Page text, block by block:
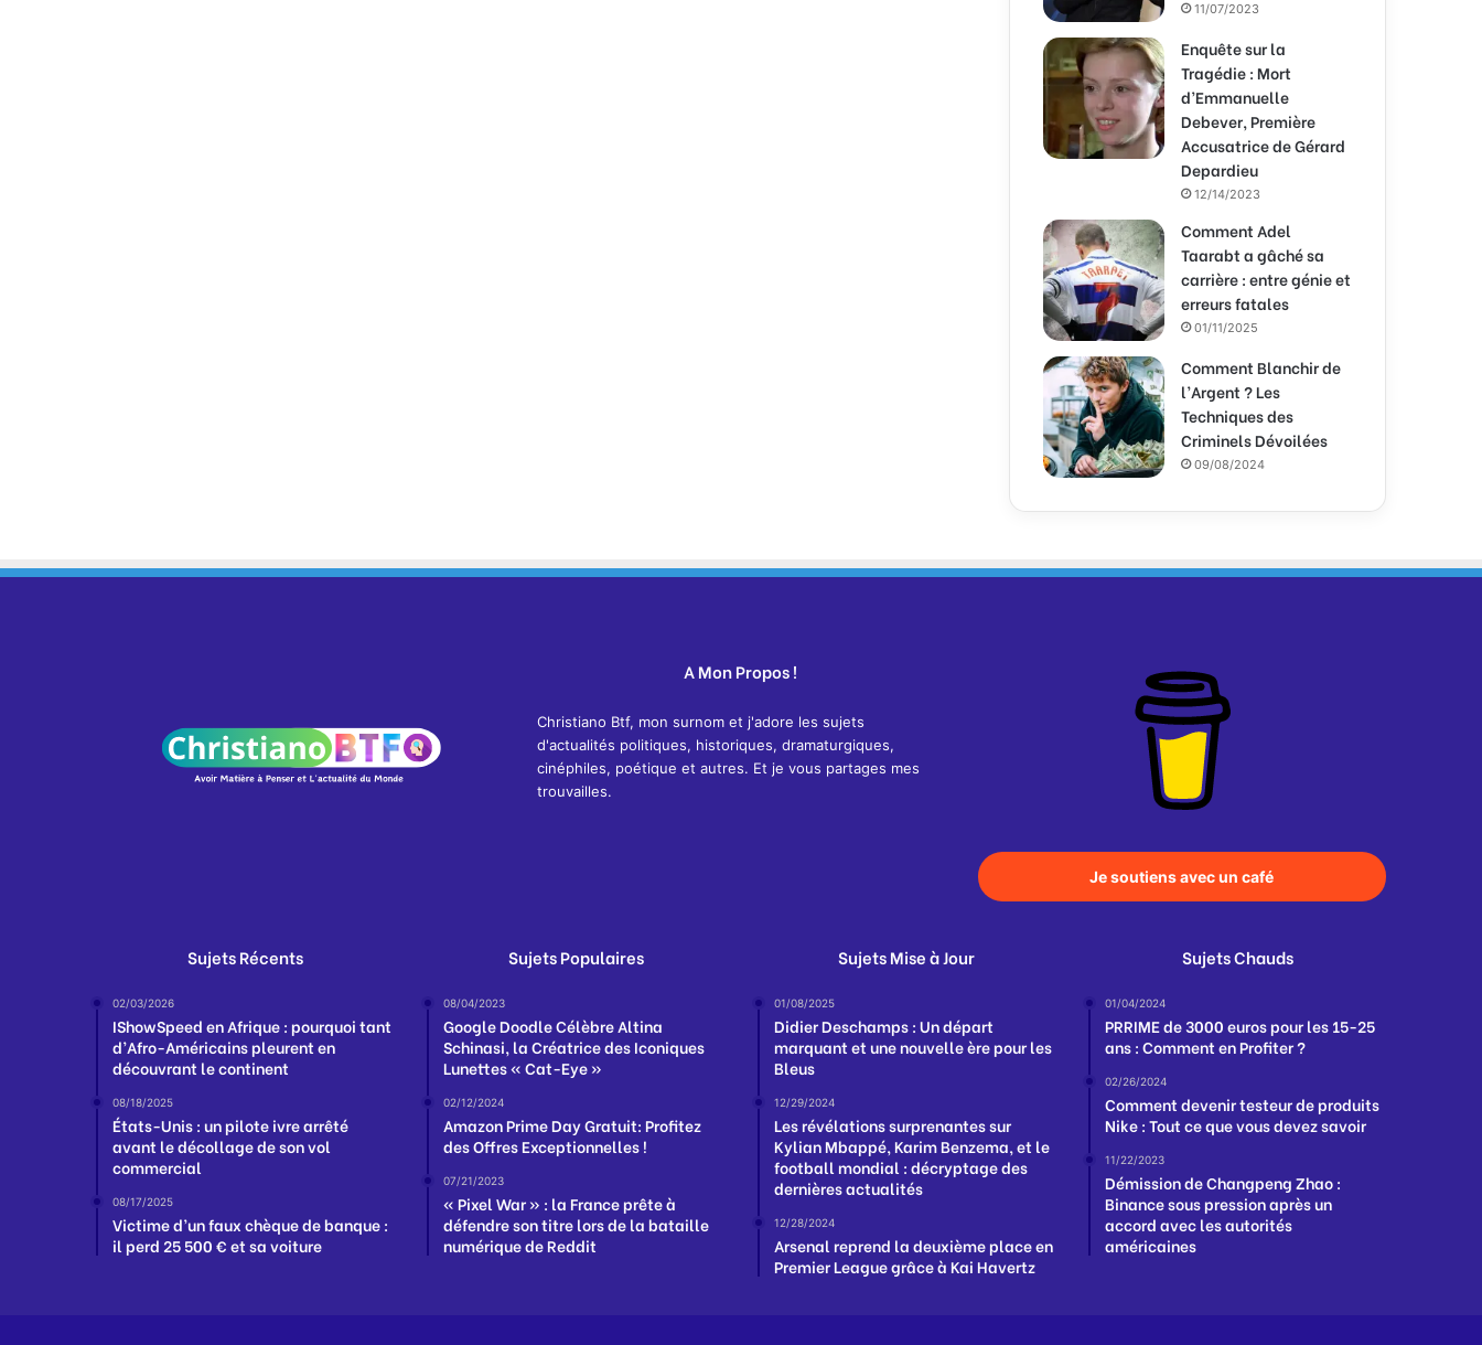
11/07/2023
Enquête sur la
Tragédie : Mort
d’Emmanuelle
Debever, Première
Accusatrice de Gérard
Depardieu
12/14/2023
Comment Adel
Taarabt a gâché sa
carrière : entre génie et
erreurs fatales
01/11/2025
Comment Blanchir de
l’Argent ? Les
Techniques des
Criminels Dévoilées
09/08/2024
A Mon Propos !
Christiano Btf, mon surnom et j'adore les sujets
d'actualités politiques, historiques, dramaturgiques,
cinéphiles, poétique et autres. Et je vous partages mes
trouvailles.
Je soutiens avec un café
Sujets Récents
02/03/2026
IShowSpeed en Afrique : pourquoi tant
d’Afro-Américains pleurent en
découvrant le continent
08/18/2025
États-Unis : un pilote ivre arrêté
avant le décollage de son vol
commercial
08/17/2025
Victime d’un faux chèque de banque :
il perd 25 500 € et sa voiture
Sujets Populaires
08/04/2023
Google Doodle Célèbre Altina
Schinasi, la Créatrice des Iconiques
Lunettes « Cat-Eye »
02/12/2024
Amazon Prime Day Gratuit: Profitez
des Offres Exceptionnelles !
07/21/2023
« Pixel War » : la France prête à
défendre son titre lors de la bataille
numérique de Reddit
Sujets Mise à Jour
01/08/2025
Didier Deschamps : Un départ
marquant et une nouvelle ère pour les
Bleus
12/29/2024
Les révélations surprenantes sur
Kylian Mbappé, Karim Benzema, et le
football mondial : décryptage des
dernières actualités
12/28/2024
Arsenal reprend la deuxième place en
Premier League grâce à Kai Havertz
Sujets Chauds
01/04/2024
PRRIME de 3000 euros pour les 15-25
ans : Comment en Profiter ?
02/26/2024
Comment devenir testeur de produits
Nike : Tout ce que vous devez savoir
11/22/2023
Démission de Changpeng Zhao :
Binance sous pression après un
accord avec les autorités
américaines